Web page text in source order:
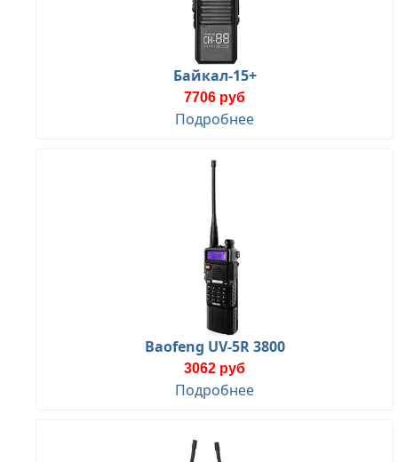
Байкал-15+
7706 руб
Подробнее
Baofeng UV-5R 3800
3062 руб
Подробнее